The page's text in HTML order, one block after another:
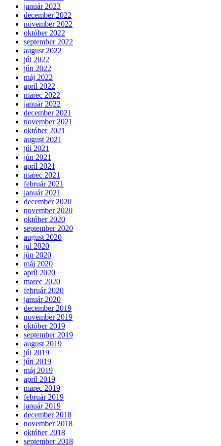
január 2023
december 2022
november 2022
október 2022
september 2022
august 2022
júl 2022
jún 2022
máj 2022
apríl 2022
marec 2022
január 2022
december 2021
november 2021
október 2021
august 2021
júl 2021
jún 2021
apríl 2021
marec 2021
február 2021
január 2021
december 2020
november 2020
október 2020
september 2020
august 2020
júl 2020
jún 2020
máj 2020
apríl 2020
marec 2020
február 2020
január 2020
december 2019
november 2019
október 2019
september 2019
august 2019
júl 2019
jún 2019
máj 2019
apríl 2019
marec 2019
február 2019
január 2019
december 2018
november 2018
október 2018
september 2018